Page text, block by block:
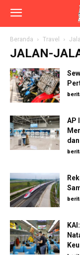
Beranda Travel
JALAN-
AP